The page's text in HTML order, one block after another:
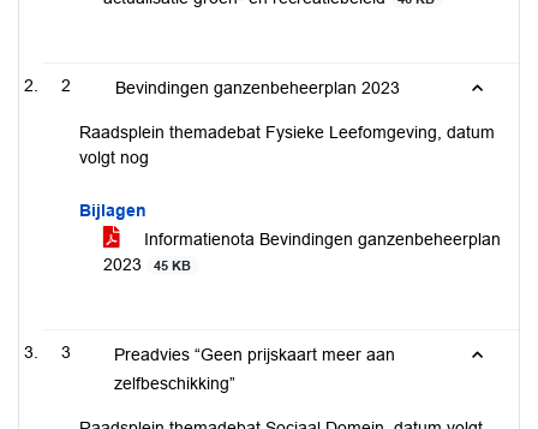
2 Bevindingen ganzenbeheerplan 2023
Raadsplein themadebat Fysieke Leefomgeving, datum
volgt nog
Bijlagen
Informatienota Bevindingen ganzenbeheerplan
2023
45 KB
3
Preadvies “Geen prijskaart meer aan
zelfbeschikking”